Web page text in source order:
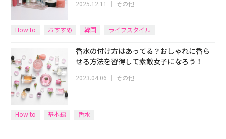
2025.12.11 ｜ その他
How to おすすめ 韓国 ライフスタイル
香水の付け方はあってる？おしゃれに香ら
せる方法を習得して素敵女子になろう！
2023.04.06 ｜ その他
How to 基本編 香水